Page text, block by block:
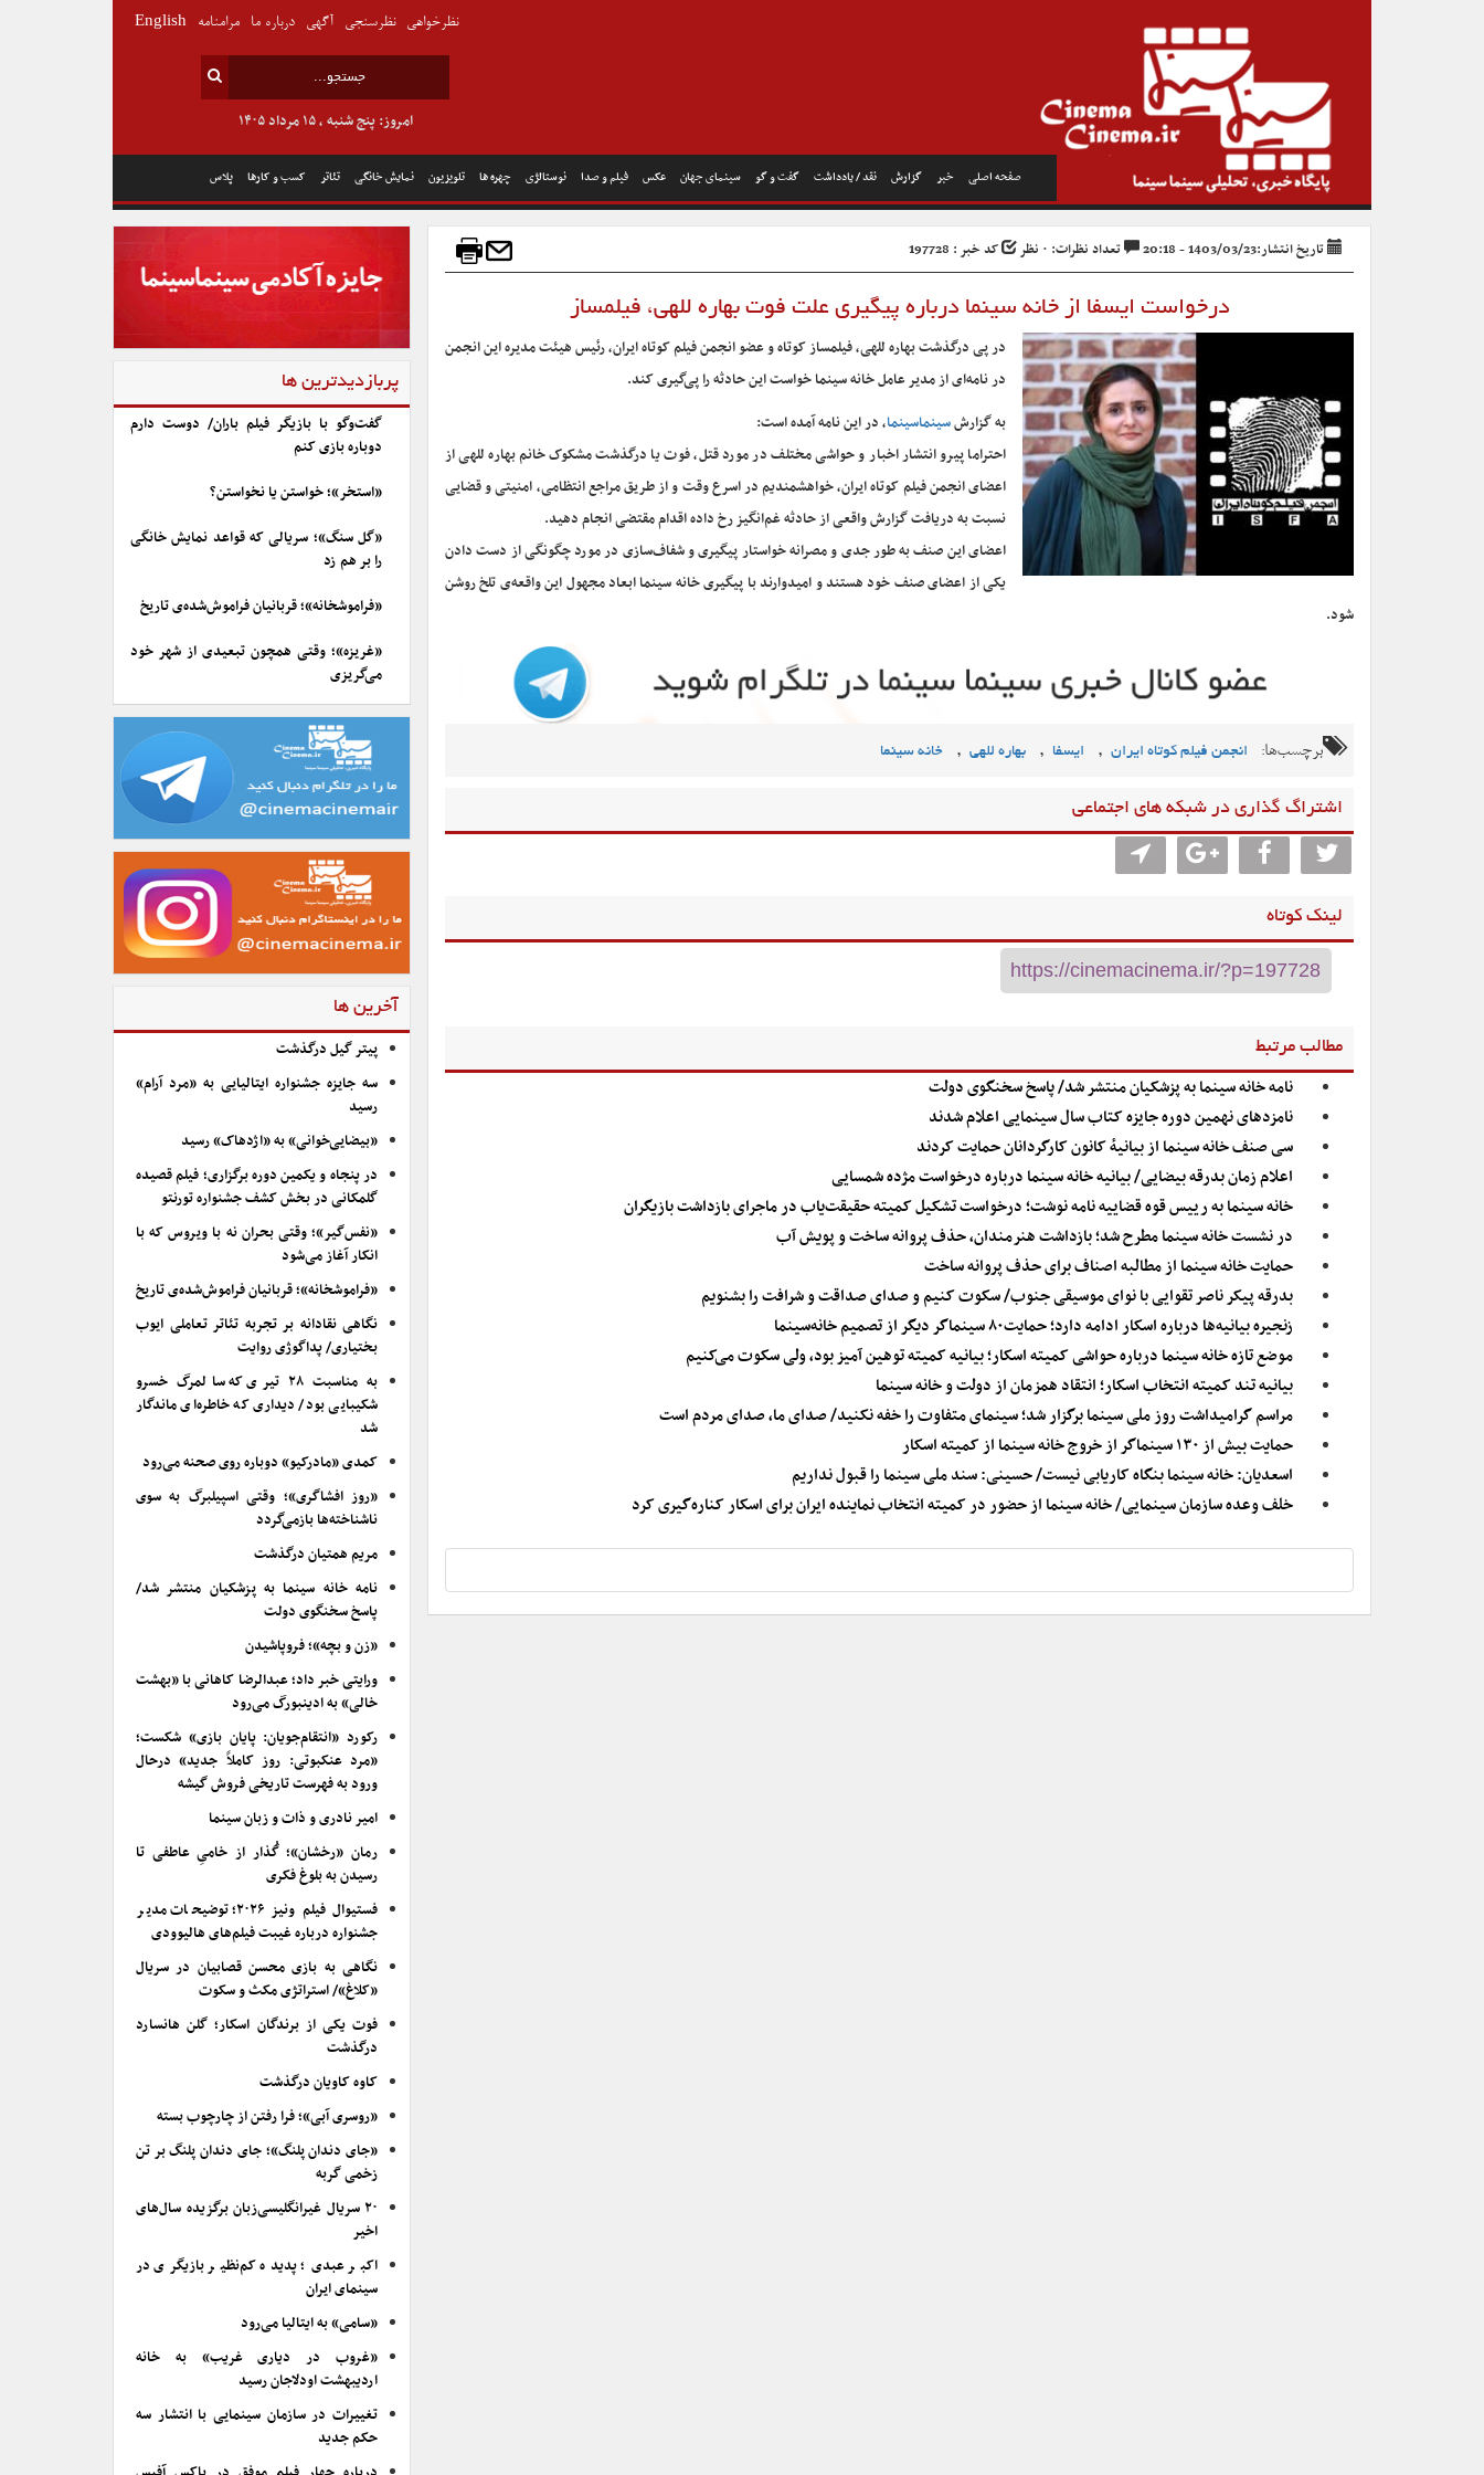
صفحه اصلی خبر گزارش نقد / یادداشت گفت و گو سینمای جهان عکس فیلم و صدا نوستالژی چهره ها تلویزیون نمایش خانگی تئاتر کسب و کارها پلاس
امروز: پنج شنبه , ۱۵ مرداد ۱۴۰۵
نظرخواهی نظرسنجی آگهی درباره ما مرامنامه English
تاریخ انتشار:1403/03/23 - 20:18 تعداد نظرات: ۰ نظر کد خبر : 197728
درخواست ایسفا از خانه سینما درباره پیگیری علت فوت بهاره للهی، فیلمساز
در پی درگذشت بهاره للهی، فیلمساز کوتاه و عضو انجمن فیلم کوتاه ایران، رئیس هیئت مدیره این انجمن
در نامه‌ای از مدیر عامل خانه سینما خواست این حادثه را پی‌گیری کند.
به گزارشسینماسینما، در این نامه آمده است:
احتراما پیرو انتشار اخبار و حواشی مختلف در مورد قتل، فوت یا درگذشت مشکوک خانم بهاره للهی از
اعضای انجمن فیلم کوتاه ایران، خواهشمندیم در اسرع وقت و از طریق مراجع انتظامی، امنیتی و قضایی
نسبت به دریافت گزارش واقعی از حادثه غم‌انگیز رخ داده اقدام مقتضی انجام دهید.
اعضای این صنف به طور جدی و مصرانه خواستار پیگیری و شفاف‌سازی در مورد چگونگی از دست دادن
یکی از اعضای صنف خود هستند و امیدوارند با پیگیری خانه سینما ابعاد مجهول این واقعه‌ی تلخ روشن
شود.
برچسب‌ها: انجمن فیلم کوتاه ایران , ایسفا , بهاره للهی , خانه سینما
اشتراگ گذاری در شبکه های اجتماعی
لینک کوتاه
مطالب مرتبط
نامه خانه سینما به پزشکیان منتشر شد/ پاسخ سخنگوی دولت
نامزدهای نهمین دوره جایزه کتاب سال سینمایی اعلام شدند
سی صنف خانه سینما از بیانیهٔ کانون کارگردانان حمایت کردند
اعلام زمان بدرقه بیضایی/ بیانیه خانه سینما درباره درخواست مژده شمسایی
خانه سینما به رییس قوه قضاییه نامه نوشت؛ درخواست تشکیل کمیته حقیقت‌یاب در ماجرای بازداشت بازیگران
در نشست خانه سینما مطرح شد؛ بازداشت هنرمندان، حذف پروانه ساخت و پویش آب
حمایت خانه سینما از مطالبه اصناف برای حذف پروانه ساخت
بدرقه پیکر ناصر تقوایی با نوای موسیقی جنوب/ سکوت کنیم و صدای صداقت و شرافت را بشنویم
زنجیره بیانیه‌ها درباره اسکار ادامه دارد؛ حمایت۸۰ سینماگر دیگر از تصمیم خانه‌سینما
موضع تازه خانه سینما درباره حواشی کمیته اسکار؛ بیانیه‌ کمیته توهین آمیز بود، ولی سکوت می‌کنیم
بیانیه تند کمیته انتخاب اسکار؛ انتقاد همزمان از دولت و خانه سینما
مراسم گرامیداشت روز ملی سینما برگزار شد؛ سینمای متفاوت را خفه نکنید/ صدای ما، صدای مردم است
حمایت بیش از ۱۳۰ سینماگر از خروج خانه سینما از کمیته اسکار
اسعدیان: خانه سینما بنگاه کاریابی نیست/ حسینی: سند ملی سینما را قبول نداریم
خلف وعده سازمان سینمایی/ خانه سینما از حضور در کمیته انتخاب نماینده ایران برای اسکار کناره‌گیری کرد
پربازدیدترین ها
گفت‌وگو با بازیگر فیلم باران/ دوست دارم
دوباره بازی کنم
«استخر»؛ خواستن یا نخواستن؟
«گل سنگ»؛ سریالی که قواعد نمایش خانگی
را بر هم زد
«فراموشخانه»؛ قربانیان فراموش‌شده‌ی تاریخ
«غریزه»؛ وقتی همچون تبعیدی از شهر خود
می‌گریزی
آخرین ها
پیتر گیل درگذشت
سه جایزه جشنواره ایتالیایی به «مرد آرام»
رسید
«بیضایی‌خوانی» به «اژدهاک» رسید
در پنجاه و یکمین دوره برگزاری؛ فیلم قصیده
گلمکانی در بخش کشف جشنواره تورنتو
«نفس‌گیر»؛ وقتی بحران نه با ویروس که با
انکار آغاز می‌شود
«فراموشخانه»؛ قربانیان فراموش‌شده‌ی تاریخ
نگاهی نقادانه بر تجربه تئاتر تعاملی ایوب
بختیاری/ پداگوژی روایت
به مناسبت ۲۸ تیری که سالمرگ خسرو
شکیبایی بود/ دیداری که خاطره‌ای ماندگار
شد
کمدی «مادرکیو» دوباره روی صحنه می‌رود
«روز افشاگری»؛ وقتی اسپیلبرگ به سوی
ناشناخته‌ها بازمی‌گردد
مریم همتیان درگذشت
نامه خانه سینما به پزشکیان منتشر شد/
پاسخ سخنگوی دولت
«زن و بچه»؛ فروپاشیدن
ورایتی خبر داد؛ عبدالرضا کاهانی با «بهشت
خالی» به ادینبورگ می‌رود
رکورد «انتقام‌جویان: پایان بازی» شکست؛
«مرد عنکبوتی: روز کاملاً جدید» درحال
ورود به فهرست تاریخی فروش گیشه
امیر نادری و ذات و زبان سینما
رمان «رخشان»؛ گُذار از خامیِ عاطفی تا
رسیدن به بلوغ فکری
فستیوال فیلم ونیز ۲۰۲۶؛ توضیحات مدیر
جشنواره درباره غیبت فیلم‌های هالیوودی
نگاهی به بازی محسن قصابیان در سریال
«کلاغ»/ استراتژی مکث و سکوت
فوت یکی از برندگان اسکار؛ گلن هانسارد
درگذشت
کاوه کاویان درگذشت
«روسری آبی»؛ فرا رفتن از چارچوب بسته
«جای دندان پلنگ»؛ جای دندان پلنگ بر تن
زخمی گربه
۲۰ سریال غیرانگلیسی‌زبان برگزیده سال‌های
اخیر
اکبر عبدی؛ پدیده کم‌نظیر بازیگری در
سینمای ایران
«سامی» به ایتالیا می‌رود
«غروب در دیاری غریب» به خانه
اردیبهشت اودلاجان رسید
تغییرات در سازمان سینمایی با انتشار سه
حکم جدید